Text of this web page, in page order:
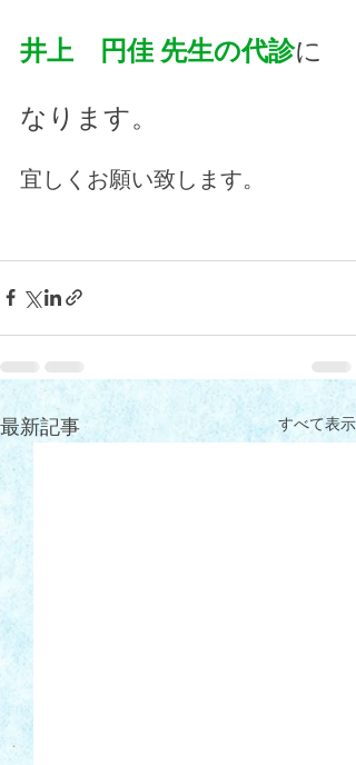
井上　円佳 先生の代診に
なります。
宜しくお願い致します。
最新記事 すべて表示